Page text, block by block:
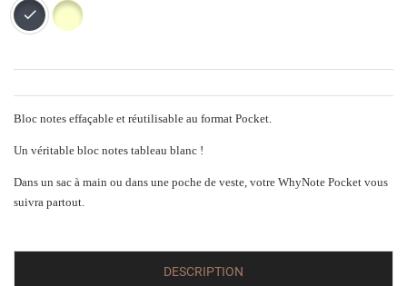
Noir
Motifs 1
Bloc notes effaçable et réutilisable au format Pocket.
Un véritable bloc notes tableau blanc !
Dans un sac à main ou dans une poche de veste, votre WhyNote Pocket vous
suivra partout.
DESCRIPTION